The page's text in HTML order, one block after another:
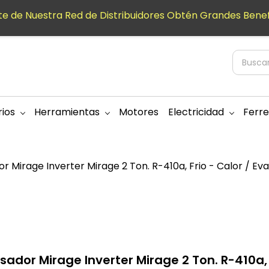
Herramientas Motores Electricidad
Mirage Inverter Mirage 2 Ton. R-410a, Frio - Calor /
Mirage Inverter Mirage 2 Ton. R-
de Nuestra Red de Distribuidores Obtén Grandes